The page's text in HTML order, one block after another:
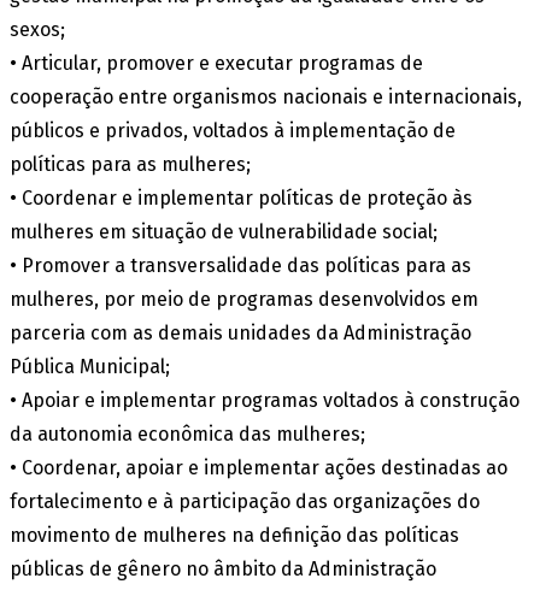
sexos;
• Articular, promover e executar programas de
cooperação entre organismos nacionais e internacionais,
públicos e privados, voltados à implementação de
políticas para as mulheres;
• Coordenar e implementar políticas de proteção às
mulheres em situação de vulnerabilidade social;
• Promover a transversalidade das políticas para as
mulheres, por meio de programas desenvolvidos em
parceria com as demais unidades da Administração
Pública Municipal;
• Apoiar e implementar programas voltados à construção
da autonomia econômica das mulheres;
• Coordenar, apoiar e implementar ações destinadas ao
fortalecimento e à participação das organizações do
movimento de mulheres na definição das políticas
públicas de gênero no âmbito da Administração